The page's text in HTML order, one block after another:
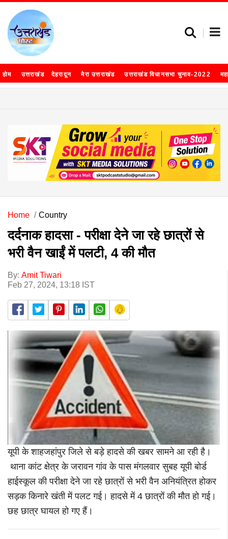
होम उत्तराखंड देहरादून मेरा उत्तराखंड उत्तराखंड विधानसभा चुनाव-2022
Home Country
दर्दनाक हादसा - परीक्षा देने जा रहे छात्रों से
भरी वैन खाईं में पलटी, 4 की मौत
By: Amit Tiwari
Feb 27, 2024, 13:18 IST
यूपी के शाहजहांपुर जिले से बड़े हादसे की खबर सामने आ रही है।
थाना कांट क्षेत्र के जरावन गांव के पास मंगलवार सुबह यूपी बोर्ड
हाईस्कूल की परीक्षा देने जा रहे छात्रों से भरी वैन अनियंत्रित होकर
सड़क किनारे खंती में पलट गई। हादसे में 4 छात्रों की मौत हो गई।
छह छात्र घायल हो गए हैं।